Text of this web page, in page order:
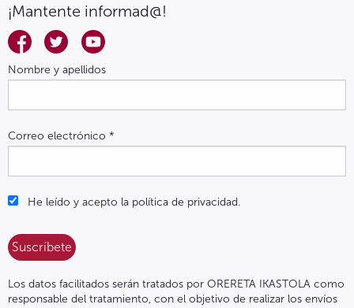
¡Mantente informad@!
Nombre y apellidos
Correo electrónico *
He leído y acepto la política de privacidad.
Los datos facilitados serán tratados por ORERETA IKASTOLA como
responsable del tratamiento, con el objetivo de realizar los envíos